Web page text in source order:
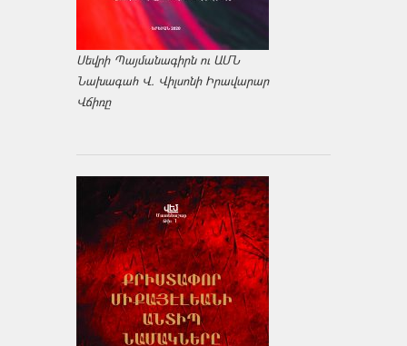
Սեվրի Պայմանագիրն ու ԱՄՆ
Նախագահ Վ. Վիլսոնի Իրավարար
Վճիռը